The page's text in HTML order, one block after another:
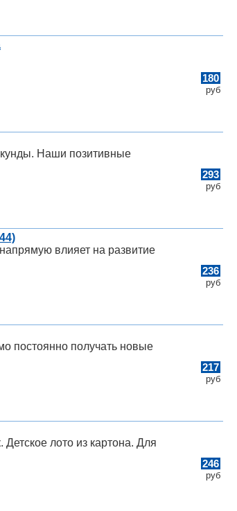
180
руб
Наши позитивные
293
руб
влияет на развитие
236
руб
постоянно получать новые
217
руб
лото из картона. Для
246
руб